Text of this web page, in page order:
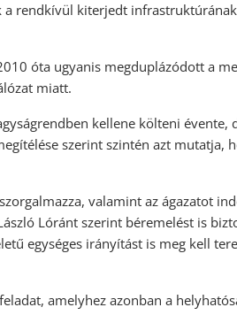
rendkívül kiterjedt
óta ugyanis megduplázódott a
miatt.
kellene költeni évente,
szerint szintén azt mutatja,
valamint az ágazatot
Lóránt szerint béremelést is
egységes irányítást is meg kell
amelyhez azonban a